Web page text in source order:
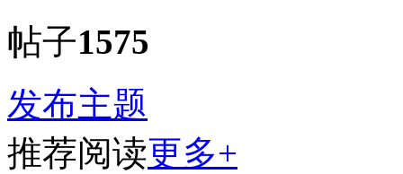
帖子1575
发布主题
推荐阅读更多+